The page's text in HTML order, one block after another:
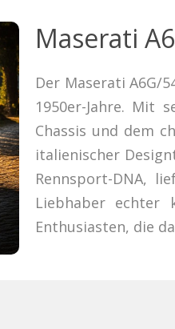
Maserati
Der Maserati A6G/
1950er-Jahre. Mit
Chassis und dem
italienischer
Rennsport-DNA,
Liebhaber echter
Enthusiasten, die